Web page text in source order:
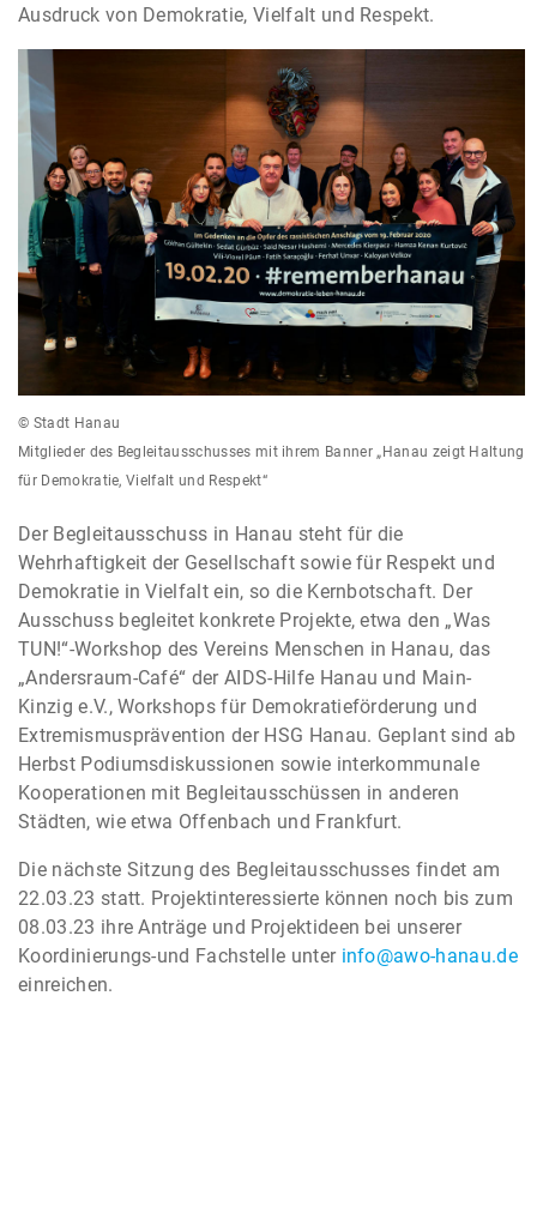
Ausdruck von Demokratie, Vielfalt und Respekt.
© Stadt Hanau
Mitglieder des Begleitausschusses mit ihrem Banner „Hanau zeigt Haltung
für Demokratie, Vielfalt und Respekt“
Der Begleitausschuss in Hanau steht für die
Wehrhaftigkeit der Gesellschaft sowie für Respekt und
Demokratie in Vielfalt ein, so die Kernbotschaft. Der
Ausschuss begleitet konkrete Projekte, etwa den „Was
TUN!“-Workshop des Vereins Menschen in Hanau, das
„Andersraum-Café“ der AIDS-Hilfe Hanau und Main-
Kinzig e.V., Workshops für Demokratieförderung und
Extremismusprävention der HSG Hanau. Geplant sind ab
Herbst Podiumsdiskussionen sowie interkommunale
Kooperationen mit Begleitausschüssen in anderen
Städten, wie etwa Offenbach und Frankfurt.
Die nächste Sitzung des Begleitausschusses findet am
22.03.23 statt. Projektinteressierte können noch bis zum
08.03.23 ihre Anträge und Projektideen bei unserer
Koordinierungs-und Fachstelle unter info@awo-hanau.de
einreichen.